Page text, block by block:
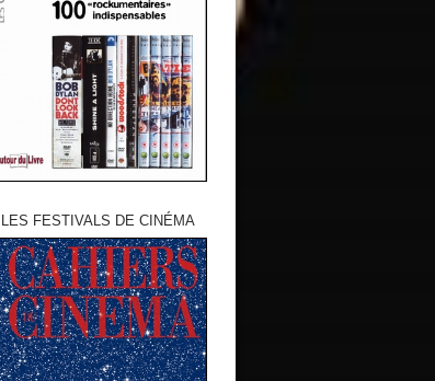
LES FESTIVALS DE CINÉMA